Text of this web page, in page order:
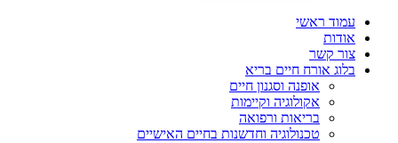
עמוד ראשי
אודות
צור קשר
בלוג אורח חיים בריא
אופנה וסגנון חיים
אקולוגיה וקיימות
בריאות ורפואה
טכנולוגיה וחדשנות בחיים האישיים